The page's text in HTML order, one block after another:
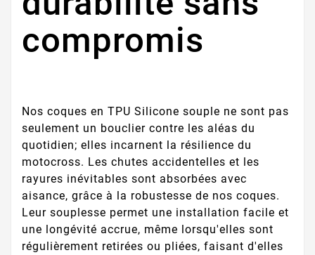
compromis
Nos coques en TPU Silicone souple ne sont pas
seulement un bouclier contre les aléas du
quotidien; elles incarnent la résilience du
motocross. Les chutes accidentelles et les
rayures inévitables sont absorbées avec
aisance, grâce à la robustesse de nos coques.
Leur souplesse permet une installation facile et
une longévité accrue, même lorsqu'elles sont
régulièrement retirées ou pliées, faisant d'elles